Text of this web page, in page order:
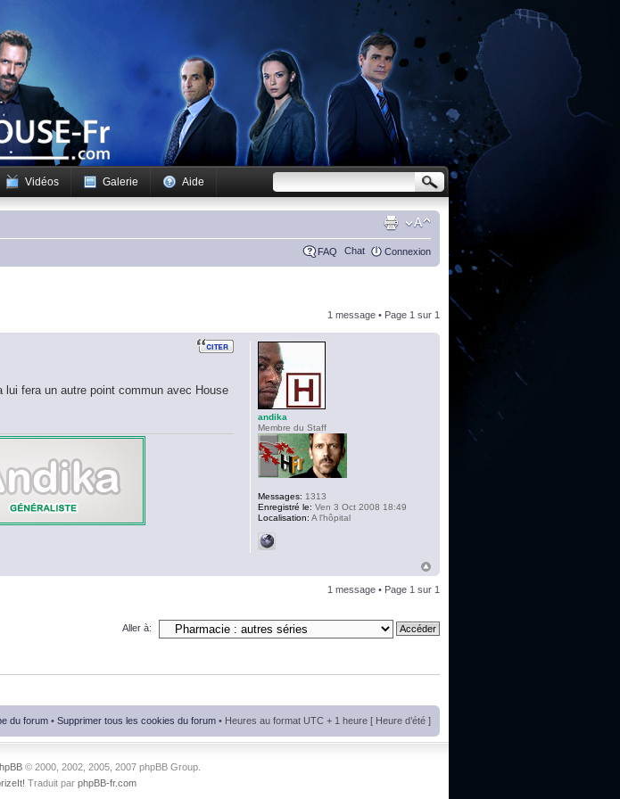
Vidéos Galerie Aide
FAQ Chat Connexion
1 message • Page 1 sur 1
fera un autre point commun avec House
andika
Membre du Staff
Messages: 1313
Enregistré le: Ven 3 Oct 2008 18:49
Localisation: A l'hôpital
1 message • Page 1 sur 1
Aller à:
du forum • Supprimer tous les cookies du forum • Heures au format UTC + 1 heure [ Heure d’été ]
© 2000, 2002, 2005, 2007 phpBB Group.
Traduit par phpBB-fr.com